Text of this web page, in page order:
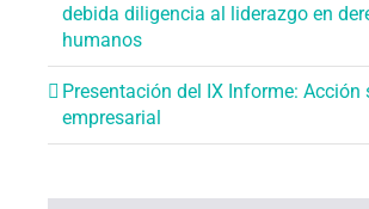
debida diligencia al liderazgo en
humanos
Presentación del IX Informe: Acción
empresarial